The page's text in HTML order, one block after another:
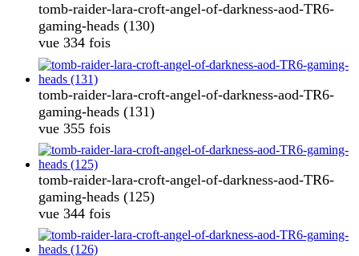
tomb-raider-lara-croft-angel-of-darkness-aod-TR6-
gaming-heads (130)
vue 334 fois
tomb-raider-lara-croft-angel-of-darkness-aod-TR6-
gaming-heads (131)
vue 355 fois
tomb-raider-lara-croft-angel-of-darkness-aod-TR6-
gaming-heads (125)
vue 344 fois